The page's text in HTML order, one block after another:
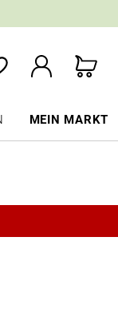
MEIN MARKT